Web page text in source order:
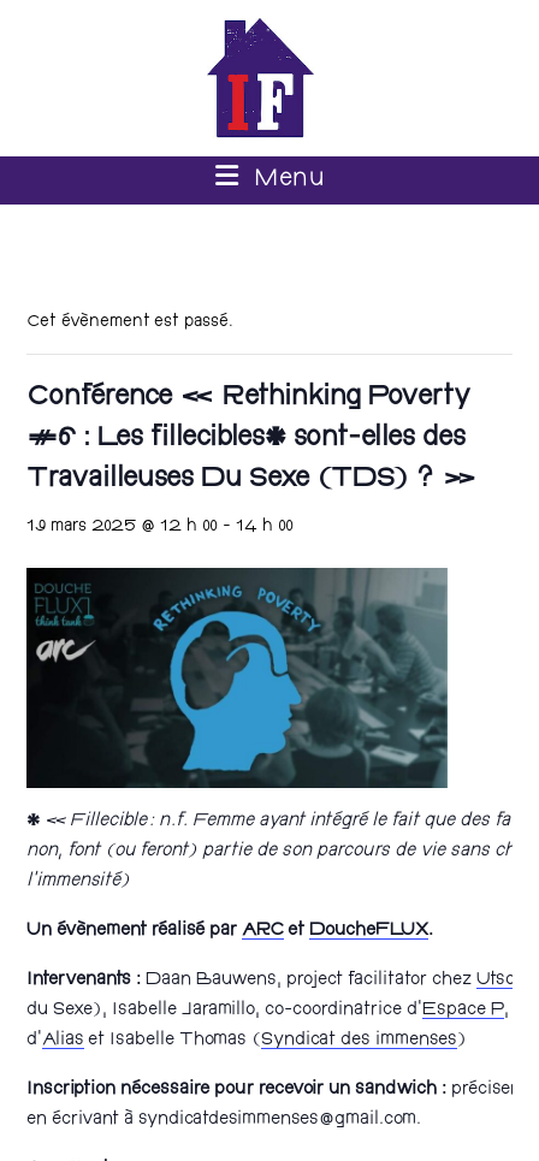
Menu
Cet évènement est passé.
Conférence « Rethinking Poverty
#6 : Les fillecibles* sont-elles des
Travailleuses Du Sexe (TDS) ? »
19 mars 2025 @ 12 h 00 -14 h 00
* « Fillecible : n.f. Femme ayant intégré le fait que des
non, font (ou feront) partie de son parcours de vie sans
l’immensité)
Un évènement réalisé parARC et DoucheFLUX.
Intervenants : Daan Bauwens, project facilitator chezUtsopi
du Sexe), Isabelle Jaramillo, co-coordinatrice d’ Espace P,
d’ Alias et Isabelle Thomas (Syndicat des immenses )
Inscription nécessaire pour recevoir un sandwich : préciser
en écrivant à syndicatdesimmenses@gmail.com.